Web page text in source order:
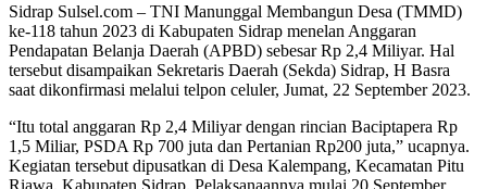
Sidrap Sulsel.com – TNI Manunggal Membangun Desa (TMMD)
ke-118 tahun 2023 di Kabupaten Sidrap menelan Anggaran
Pendapatan Belanja Daerah (APBD) sebesar Rp 2,4 Miliyar. Hal
tersebut disampaikan Sekretaris Daerah (Sekda) Sidrap, H Basra
saat dikonfirmasi melalui telpon celuler, Jumat, 22 September 2023.
“Itu total anggaran Rp 2,4 Miliyar dengan rincian Baciptapera Rp
1,5 Miliar, PSDA Rp 700 juta dan Pertanian Rp200 juta,” ucapnya.
Kegiatan tersebut dipusatkan di Desa Kalempang, Kecamatan Pitu
Riawa, Kabupaten Sidrap. Pelaksanaannya mulai 20 September